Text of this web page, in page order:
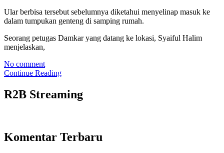
Ular berbisa tersebut sebelumnya diketahui menyelinap masuk ke
dalam tumpukan genteng di samping rumah.
Seorang petugas Damkar yang datang ke lokasi, Syaiful Halim
menjelaskan,
No comment
Continue Reading
R2B Streaming
Komentar Terbaru